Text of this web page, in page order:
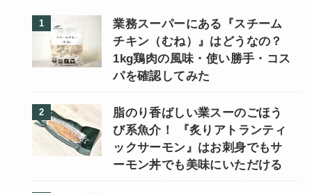
業務スーパーにある『スチーム
チキン（むね）』はどうなの？
1kg鶏肉の風味・使い勝手・コス
パを確認してみた
脂のり香ばしい業スーのごほう
び系魚介！ 『炙りアトランティ
ックサーモン』はお刺身でもサ
ーモン丼でも美味にいただける